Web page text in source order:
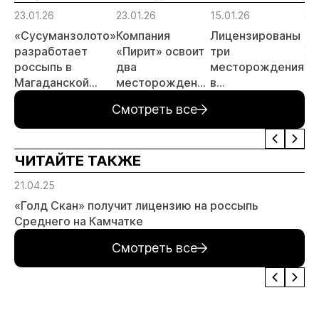
23.01.26
«Сусуманзолото»
разработает
россыпь в
Магаданской
области
23.01.26
Компания
«Пирит» освоит
два
месторождения
крае
15.01.26
Лицензированы
три
месторождения
в
не
Смотреть все
ЧИТАЙТЕ ТАКЖЕ
21.04.25
«Голд Скан» получит лицензию на россыпь
Среднего на Камчатке
Смотреть все